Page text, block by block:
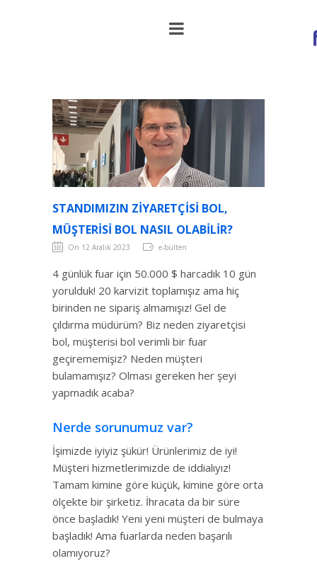
STANDIMIZIN ZIYARETÇISI BOL,
MÜŞTERISI BOL NASIL OLABILIR?
On 12 Aralık 2023 e-bülten
4 günlük fuar için 50.000 $ harcadık 10 gün
yorulduk! 20 karvizit toplamışız ama hiç
birinden ne sipariş almamışız! Gel de
çıldırma müdürüm? Biz neden ziyaretçisi
bol, müşterisi bol verimli bir fuar
geçirememişiz? Neden müşteri
bulamamışız? Olması gereken her şeyi
yapmadık acaba?
Nerde sorunumuz var?
İşimizde iyiyiz şükür! Ürünlerimiz de iyi!
Müşteri hizmetlerimizde de iddialıyız!
Tamam kimine göre küçük, kimine göre orta
ölçekte bir şirketiz. İhracata da bir süre
önce başladık! Yeni yeni müşteri de bulmaya
başladık! Ama fuarlarda neden başarılı
olamıyoruz?